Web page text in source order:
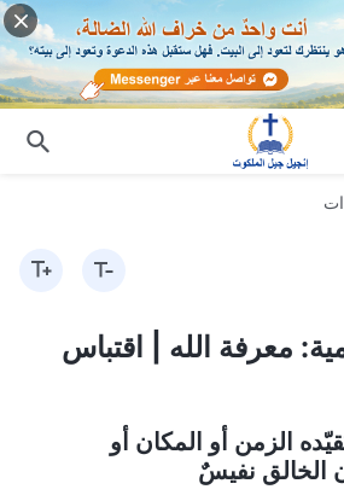
معرفة الله | اقتباس
الزمن أو المكان أو
الخالق نفيسٌ